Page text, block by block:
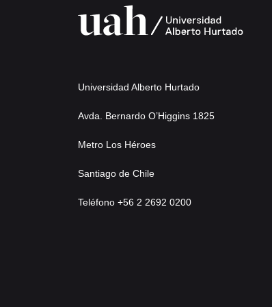
Universidad Alberto Hurtado
Avda. Bernardo O’Higgins 1825
Metro Los Héroes
Santiago de Chile
Teléfono +56 2 2692 0200